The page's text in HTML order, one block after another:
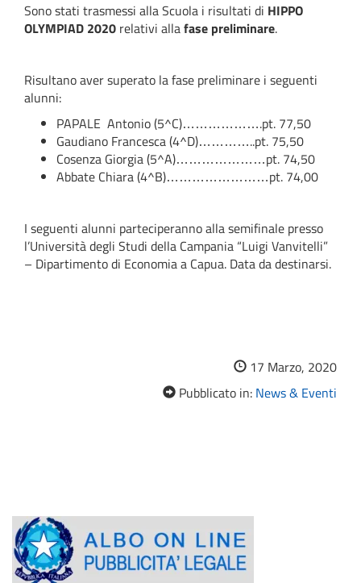
Sono stati trasmessi alla Scuola i risultati di HIPPO
OLYMPIAD 2020 relativi allafase preliminare.
Risultano aver superato la fase preliminare i seguenti
alunni:
PAPALE Antonio (5^C)……………….pt. 77,50
Gaudiano Francesca (4^D)…………..pt. 75,50
Cosenza Giorgia (5^A)…………………pt. 74,50
Abbate Chiara (4^B)……………………pt. 74,00
I seguenti alunni parteciperanno alla semifinale presso
l’Università degli Studi della Campania “Luigi Vanvitelli”
– Dipartimento di Economia a Capua. Data da destinarsi.
17 Marzo, 2020
Pubblicato in: News & Eventi